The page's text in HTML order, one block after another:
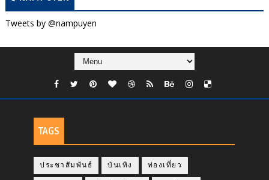
Tweets by @nampuyen
TAGS
ประชาสัมพันธ์ บันเทิง ท่องเที่ยว